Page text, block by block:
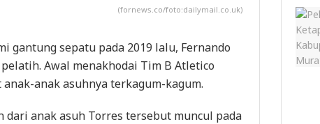
(fornews.co/foto:dailymail.co.uk)
gantung sepatu pada 2019 lalu, Fernando
Awal menakhodai Tim B Atletico
anak asuhnya terkagum-kagum.
dari anak asuh Torres tersebut muncul pada